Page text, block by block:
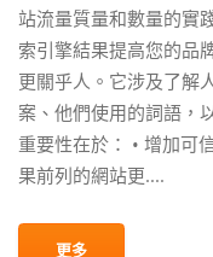
站流量質量和數量的實
索引擎結果提高您的品
更關乎人。它涉及了解
案、他們使用的詞語，
重要性在於： • 增加可
果前列的網站更....
更多